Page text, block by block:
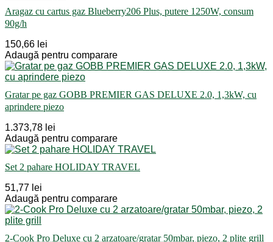
Aragaz cu cartus gaz Blueberry206 Plus, putere 1250W, consum
90g/h
150,66 lei
Adaugă pentru comparare
Gratar pe gaz GOBB PREMIER GAS DELUXE 2.0, 1,3kW, cu
aprindere piezo
1.373,78 lei
Adaugă pentru comparare
Set 2 pahare HOLIDAY TRAVEL
51,77 lei
Adaugă pentru comparare
2-Cook Pro Deluxe cu 2 arzatoare/gratar 50mbar, piezo, 2 plite grill